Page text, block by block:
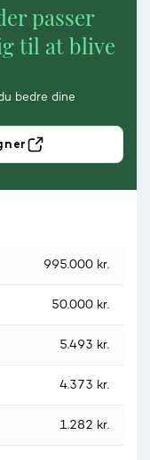
passer
til at blive
bedre dine
995.000 kr.
50.000 kr.
5.493 kr.
4.373 kr.
1.282 kr.